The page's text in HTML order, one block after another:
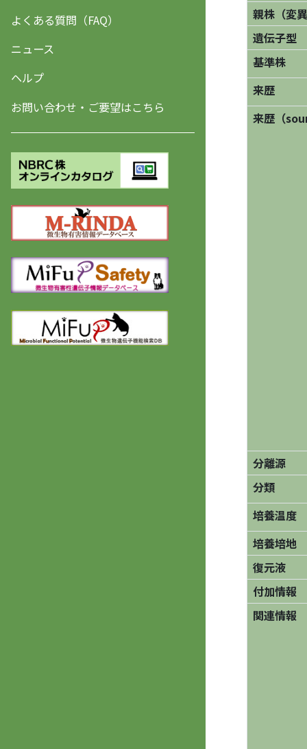
よくある質問（FAQ）
ニュース
ヘルプ
お問い合わせ・ご要望はこちら
親株（変
遺伝子型
基準株
来歴
来歴（
分離源
分類
培養温度
培養培地
復元液
付加情報
関連情報